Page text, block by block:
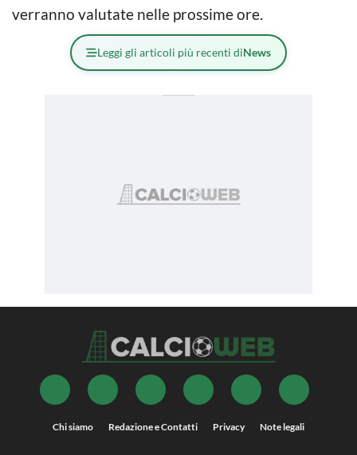
verranno valutate nelle prossime ore.
Leggi gli articoli più recenti diNews
Chi siamo Redazione e Contatti Privacy Note legali